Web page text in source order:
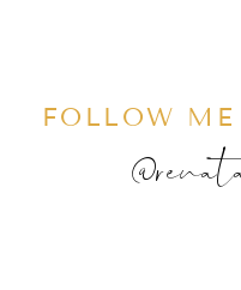
FOLLOW